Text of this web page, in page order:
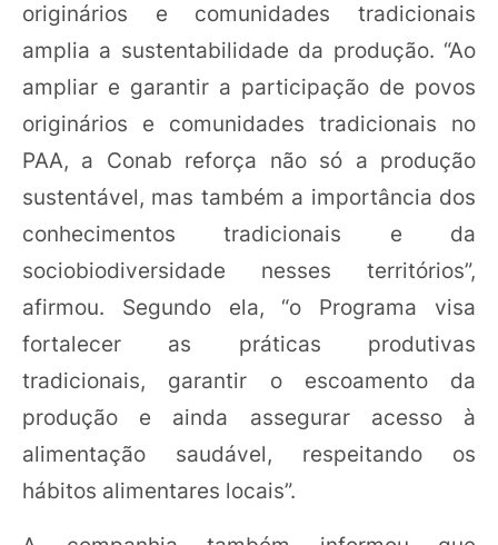
originários e comunidades tradicionais
amplia a sustentabilidade da produção. “Ao
ampliar e garantir a participação de povos
originários e comunidades tradicionais no
PAA, a Conab reforça não só a produção
sustentável, mas também a importância dos
conhecimentos tradicionais e da
sociobiodiversidade nesses territórios”,
afirmou. Segundo ela, “o Programa visa
fortalecer as práticas produtivas
tradicionais, garantir o escoamento da
produção e ainda assegurar acesso à
alimentação saudável, respeitando os
hábitos alimentares locais”.